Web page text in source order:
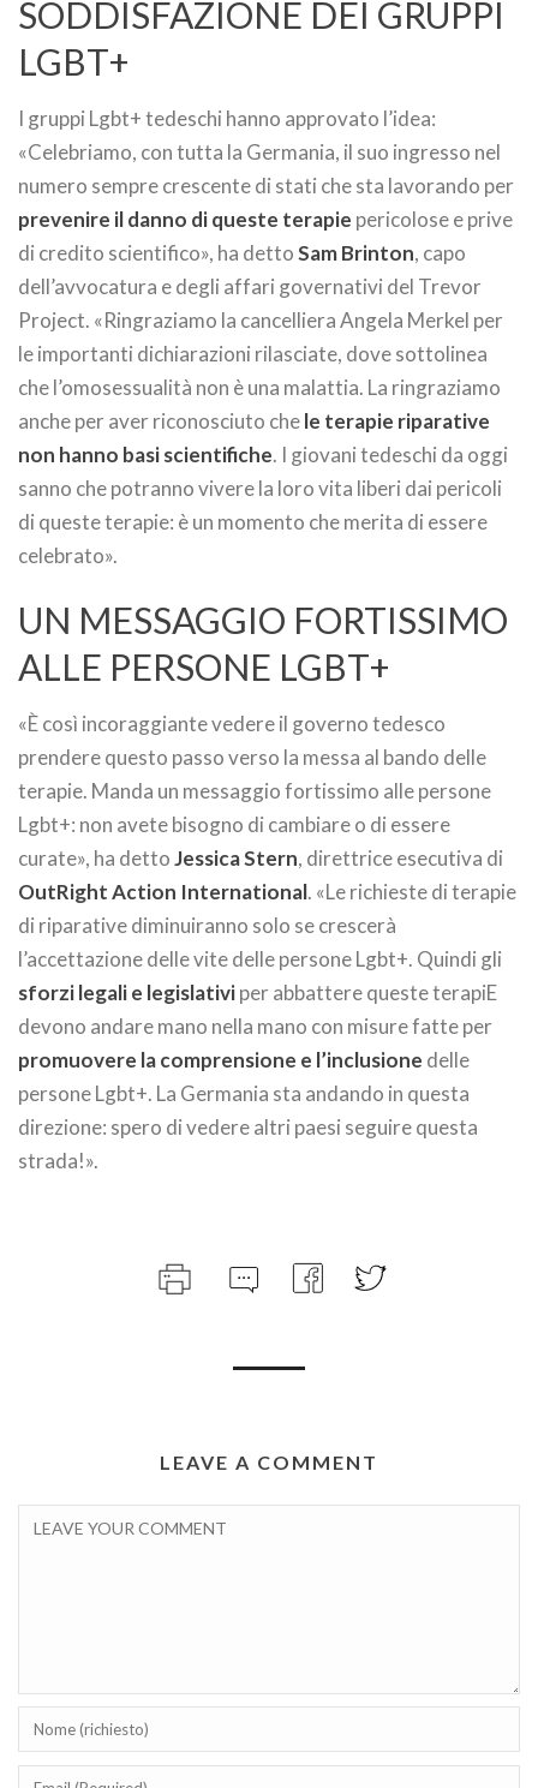
SODDISFAZIONE DEI GRUPPI
LGBT+
I gruppi Lgbt+ tedeschi hanno approvato l’idea:
«Celebriamo, con tutta la Germania, il suo ingresso nel
numero sempre crescente di stati che sta lavorando per
prevenire il danno di queste terapie pericolose e prive
di credito scientifico», ha dettoSam Brinton, capo
dell’avvocatura e degli affari governativi del Trevor
Project. «Ringraziamo la cancelliera Angela Merkel per
le importanti dichiarazioni rilasciate, dove sottolinea
che l’omosessualità non è una malattia. La ringraziamo
anche per aver riconosciuto chele terapie riparative
non hanno basi scientifiche. I giovani tedeschi da oggi
sanno che potranno vivere la loro vita liberi dai pericoli
di queste terapie: è un momento che merita di essere
celebrato».
UN MESSAGGIO FORTISSIMO
ALLE PERSONE LGBT+
«È così incoraggiante vedere il governo tedesco
prendere questo passo verso la messa al bando delle
terapie. Manda un messaggio fortissimo alle persone
Lgbt+: non avete bisogno di cambiare o di essere
curate», ha dettoJessica Stern, direttrice esecutiva di
OutRight Action International. «Le richieste di terapie
di riparative diminuiranno solo se crescerà
l’accettazione delle vite delle persone Lgbt+. Quindi gli
sforzi legali e legislativiper abbattere queste terapiE
devono andare mano nella mano con misure fatte per
promuovere la comprensione e l’inclusione delle
persone Lgbt+. La Germania sta andando in questa
direzione: spero di vedere altri paesi seguire questa
strada!».
LEAVE A COMMENT